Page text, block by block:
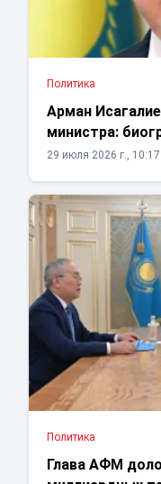
Политика
Арман
министра:
29 июля 2026 г., 10:17
Политика
Глава АФМ